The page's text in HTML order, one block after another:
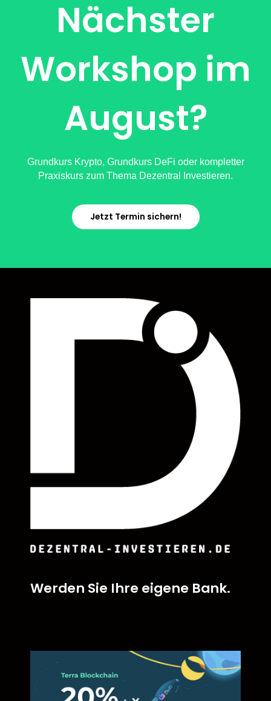
Nächster
Workshop im
August?
Grundkurs Krypto, Grundkurs DeFi oder kompletter
Praxiskurs zum Thema Dezentral Investieren.
Jetzt Termin sichern!
Werden Sie Ihre eigene Bank.